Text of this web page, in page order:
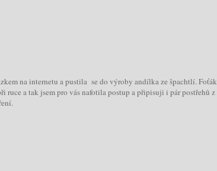
na internetu a pustila se do výroby andílka ze špachtlí. Foťák
ruce a tak jsem pro vás nafotila postup a připisuji i pár postřehů z